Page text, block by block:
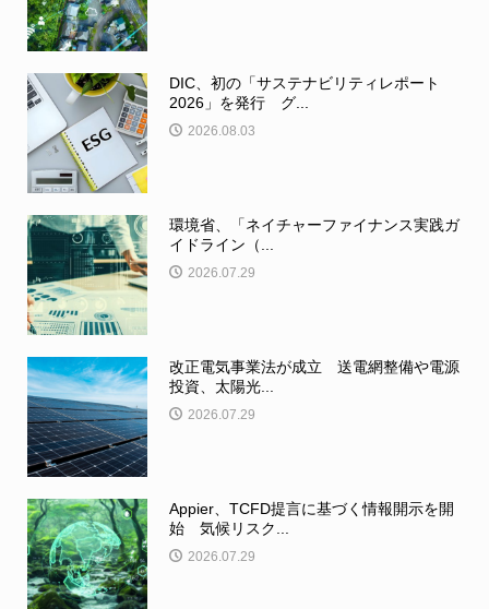
DIC、初の「サステナビリティレポート
2026」を発行 グ...
2026.08.03
環境省、「ネイチャーファイナンス実践ガ
イドライン（...
2026.07.29
改正電気事業法が成立 送電網整備や電源
投資、太陽光...
2026.07.29
Appier、TCFD提言に基づく情報開示を開
始 気候リスク...
2026.07.29